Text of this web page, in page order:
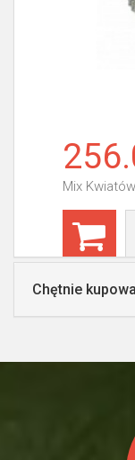
Mix Kwiatów
Chętnie